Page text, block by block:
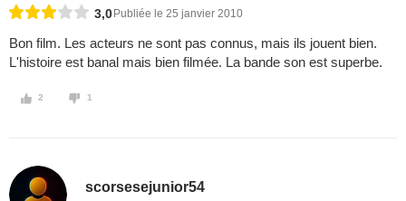
3,0 Publiée le 25 janvier 2010
Bon film. Les acteurs ne sont pas connus, mais ils jouent bien.
L'histoire est banal mais bien filmée. La bande son est superbe.
2 1
scorsesejunior54